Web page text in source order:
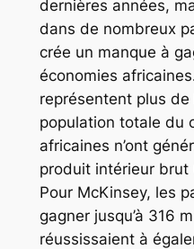
dernières années,
dans de nombreux
crée un manque à
économies
représentent plus
population totale du
africaines n’ont
produit intérieur brut
Pour McKinsey, les
gagner jusqu’à 316
réussissaient à